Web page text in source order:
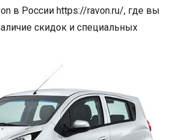
в России https://ravon.ru/, где вы
скидок и специальных